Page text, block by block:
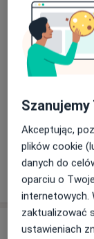
dr n. med.
Dermatolog,
estetycznej,
307
Dermestic
Konsultacja
Poproś o
Akceptując,
plików cookie
danych do
oparciu o
internetowych.
zaktualizować
ustawieniach